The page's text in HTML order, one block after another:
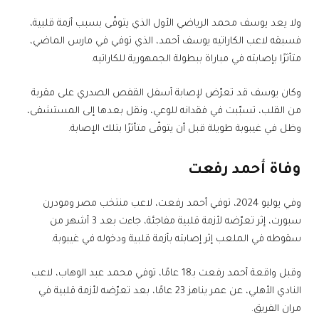
ولا يعد يوسف محمد الرياضي الأول الذي يتوفّى بسبب أزمة قلبية،
فسبقه لاعب الكاراتيه يوسف أحمد، الذي توفي في مارس الماضي،
متأثرًا بإصابته في مباراة ببطولة الجمهورية للكاراتيه.
وكان يوسف قد تعرّض لإصابة أسفل القفص الصدري على مقربة
من القلب، تسبّبت في فقدانه للوعي، ونقل بعدها إلى المستشفى،
وظل في غيبوبة طويلة قبل أن يتوفّى متأثرًا بتلك الإصابة.
وفاة أحمد رفعت
وفي يوليو 2024، توفي أحمد رفعت، لاعب منتخب مصر ومودرن
سبورت، إثر تعرّضه لأزمة قلبية مفاجئة، جاءت بعد 3 أشهر من
سقوطه في الملعب إثر إصابته بأزمة قلبية ودخوله في غيبوبة.
وقبل واقعة أحمد رفعت بـ18 عامًا، توفي محمد عبد الوهاب، لاعب
النادي الأهلي، عن عمر يناهز 23 عامًا، بعد تعرّضه لأزمة قلبية في
مران الفريق.